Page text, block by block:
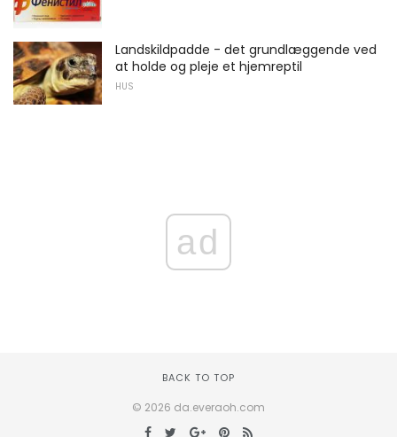
Landskildpadde - det grundlæggende ved
at holde og pleje et hjemreptil
HUS
ad
BACK TO TOP
© 2026 da.everaoh.com